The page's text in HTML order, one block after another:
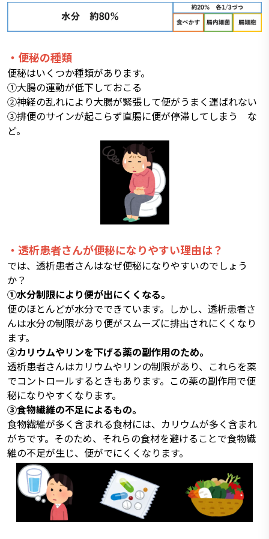
・便秘の種類
便秘はいくつか種類があります。
①大腸の運動が低下しておこる
②神経の乱れにより大腸が緊張して便がうまく運ばれない
③排便のサインが起こらず直腸に便が停滞してしまう な
ど。
・透析患者さんが便秘になりやすい理由は？
では、透析患者さんはなぜ便秘になりやすいのでしょう
か？
①水分制限により便が出にくくなる。
便のほとんどが水分でできています。しかし、透析患者さ
んは水分の制限があり便がスムーズに排出されにくくなり
ます。
②カリウムやリンを下げる薬の副作用のため。
透析患者さんはカリウムやリンの制限があり、これらを薬
でコントロールするときもあります。この薬の副作用で便
秘になりやすくなります。
③食物繊維の不足によるもの。
食物繊維が多く含まれる食材には、カリウムが多く含まれ
がちです。そのため、それらの食材を避けることで食物繊
維の不足が生じ、便がでにくくなります。